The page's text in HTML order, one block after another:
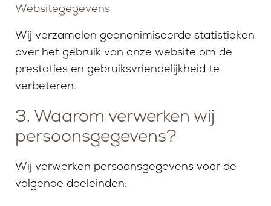
Websitegegevens
Wij verzamelen geanonimiseerde statistieken
over het gebruik van onze website om de
prestaties en gebruiksvriendelijkheid te
verbeteren.
3. Waarom verwerken wij
persoonsgegevens?
Wij verwerken persoonsgegevens voor de
volgende doeleinden: